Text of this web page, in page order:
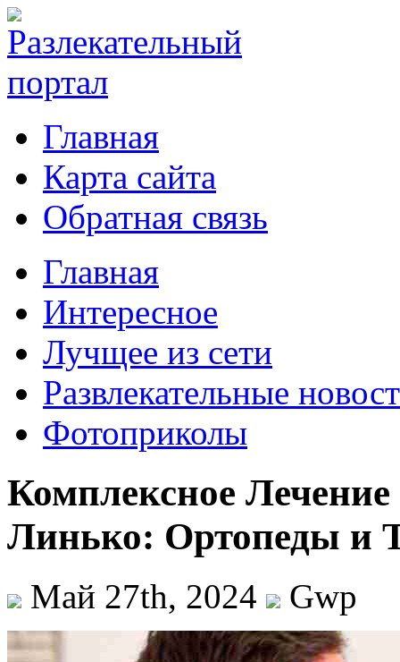
Главная
Карта сайта
Обратная связь
Главная
Интересное
Лучщее из сети
Развлекательные
Фотоприколы
Комплексное
Линько: Ортопеды и
Май 27th, 2024 Gwp